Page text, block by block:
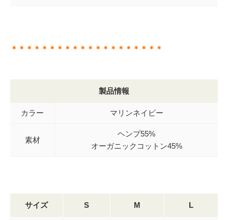
＊＊＊＊＊＊＊＊＊＊＊＊＊＊＊＊＊＊＊＊
製品情報
カラー マリンネイビー
素材
ヘンプ55%
オーガニックコットン45%
サイズ S M L